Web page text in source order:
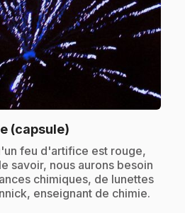
(capsule)
feu d'artifice est rouge,
savoir, nous aurons besoin
chimiques, de lunettes
enseignant de chimie.